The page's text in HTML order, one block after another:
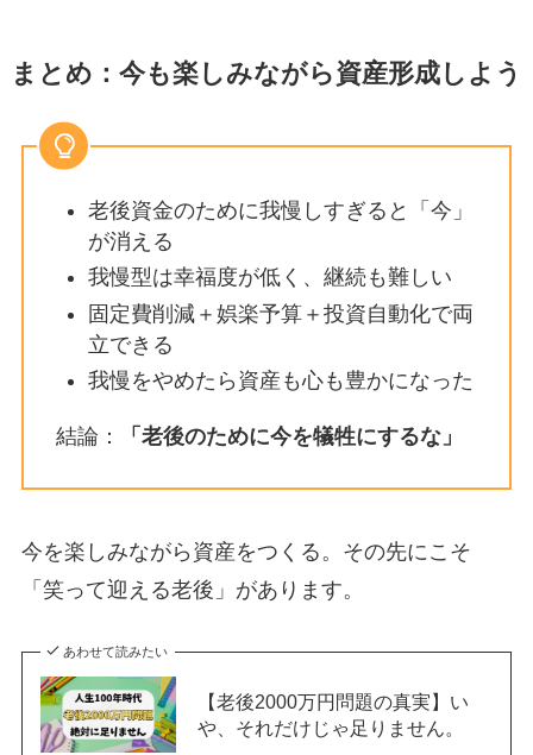
まとめ：今も楽しみながら資産形成しよう
老後資金のために我慢しすぎると「今」
が消える
我慢型は幸福度が低く、継続も難しい
固定費削減＋娯楽予算＋投資自動化で両
立できる
我慢をやめたら資産も心も豊かになった
結論： 「老後のために今を犠牲にするな」
今を楽しみながら資産をつくる。その先にこそ
「笑って迎える老後」があります。
あわせて読みたい
【老後2000万円問題の真実】い
や、それだけじゃ足りません。